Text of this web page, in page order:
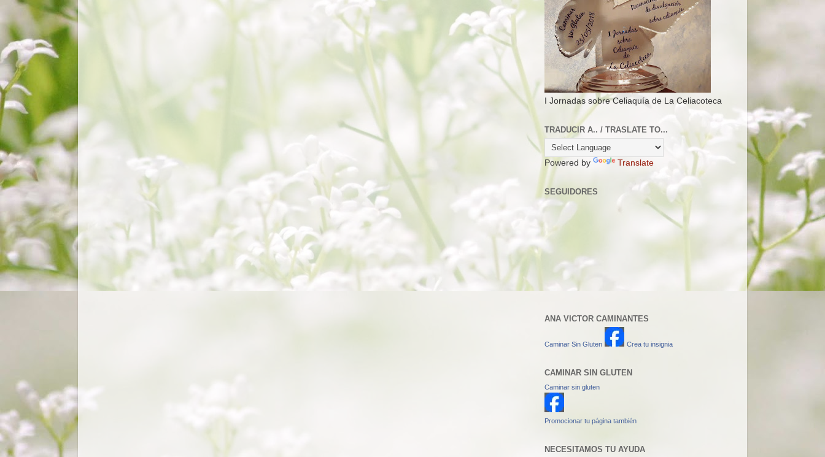
I Jornadas sobre Celiaquía de La Celiacoteca
TRADUCIR A.. / TRASLATE TO...
Powered by Translate
SEGUIDORES
ANA VICTOR CAMINANTES
Caminar Sin Gluten Crea tu insignia
CAMINAR SIN GLUTEN
Caminar sin gluten
Promocionar tu página también
NECESITAMOS TU AYUDA